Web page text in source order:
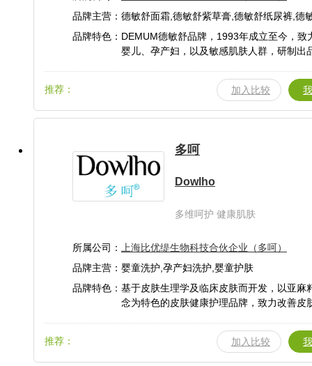
品牌主营：德敏舒面霜,德敏舒紫草膏,德敏舒纸尿裤,德
用品,洗发沐浴,身体乳,夏季防蚊祛痱,痱子粉
精,奶瓶果蔬清洁,DEMUM德敏舒纸尿裤,学
品牌特色：DEMUM德敏舒品牌，1993年成立至今，致
婴儿、孕产妇，以及敏感肌肤人群，研制出
端品质基因，研制生产安全有效的适合敏感
推荐： 加入比较
多呵
Dowlho
多维呵护 健康肌肤
所属公司：
上海比优缇生物科技合伙企业（多呵）
品牌主营：婴童洗护,孕产妇洗护,婴童护肤
品牌特色：基于皮肤生理学及临床皮肤而开发，以亚麻
念为特色的皮肤健康护理品牌，致力改善皮
推荐： 加入比较